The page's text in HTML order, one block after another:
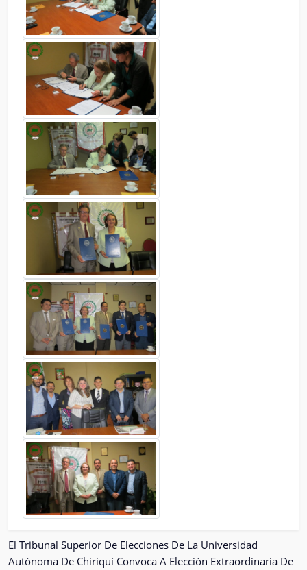
El Tribunal Superior De Elecciones De La Universidad
Autónoma De Chiriquí Convoca A Elección Extraordinaria De